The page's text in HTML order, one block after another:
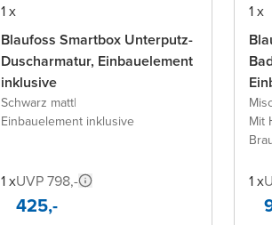
1 x
Blaufoss Smartbox Unterputz-
Duscharmatur, Einbauelement
inklusive
Schwarz matt|
Einbauelement inklusive
1 xUVP 798,-
425,-
1 x
Mit
1 x